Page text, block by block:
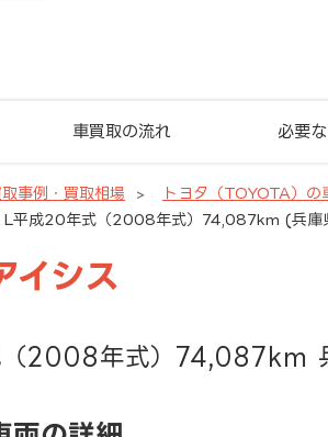
車買取の流れ 必要
事例・買取相場 トヨタ（TOYOTA）の
L平成20年式（2008年式）74,087km (兵庫
イシス
2008年式）74,087km